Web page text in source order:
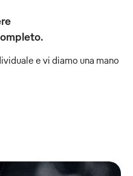
e vi diamo una mano